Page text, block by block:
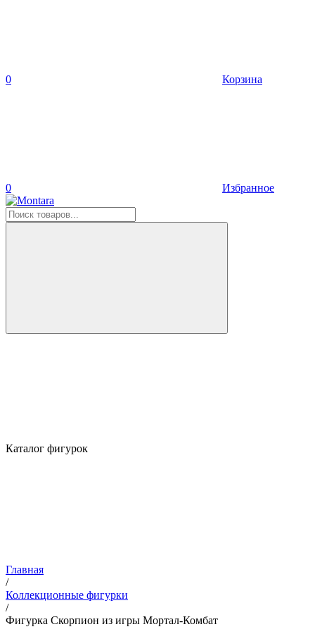
0 Корзина
0 Избранное
Каталог фигурок
Главная
/
Коллекционные фигурки
/
Фигурка Скорпион из игры Мортал-Комбат